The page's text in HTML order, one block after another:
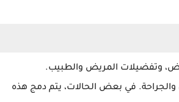
والجراحة. في بعض الحالات، يتم دمج هذه